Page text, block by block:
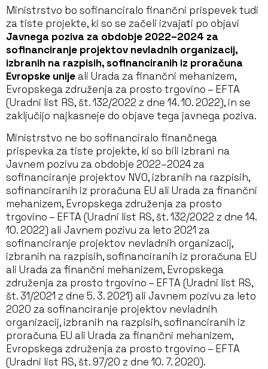
Ministrstvo bo sofinanciralo finančni prispevek tudi
za tiste projekte, ki so se začeli izvajati po objavi
Javnega poziva za obdobje 2022–2024 za
sofinanciranje projektov nevladnih organizacij,
izbranih na razpisih, sofinanciranih iz proračuna
Evropske unije ali Urada za finančni mehanizem,
Evropskega združenja za prosto trgovino – EFTA
(Uradni list RS, št. 132/2022 z dne 14. 10. 2022), in se
zaključijo najkasneje do objave tega javnega poziva.
Ministrstvo ne bo sofinanciralo finančnega
prispevka za tiste projekte, ki so bili izbrani na
Javnem pozivu za obdobje 2022–2024 za
sofinanciranje projektov NVO, izbranih na razpisih,
sofinanciranih iz proračuna EU ali Urada za finančni
mehanizem, Evropskega združenja za prosto
trgovino – EFTA (Uradni list RS, št. 132/2022 z dne 14.
10. 2022) ali Javnem pozivu za leto 2021 za
sofinanciranje projektov nevladnih organizacij,
izbranih na razpisih, sofinanciranih iz proračuna EU
ali Urada za finančni mehanizem, Evropskega
združenja za prosto trgovino – EFTA (Uradni list RS,
št. 31/2021 z dne 5. 3. 2021) ali Javnem pozivu za leto
2020 za sofinanciranje projektov nevladnih
organizacij, izbranih na razpisih, sofinanciranih iz
proračuna EU ali Urada za finančni mehanizem,
Evropskega združenja za prosto trgovino – EFTA
(Uradni list RS, št. 97/20 z dne 10. 7. 2020).